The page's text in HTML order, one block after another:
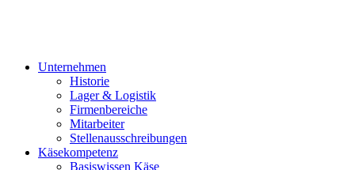
Unternehmen
Historie
Lager & Logistik
Firmenbereiche
Mitarbeiter
Stellenausschreibungen
Käsekompetenz
Basiswissen Käse